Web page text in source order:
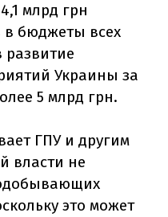
млрд грн
в бюджеты всех
развитие
Украины за
5 млрд грн.
ГПУ и другим
власти не
это может